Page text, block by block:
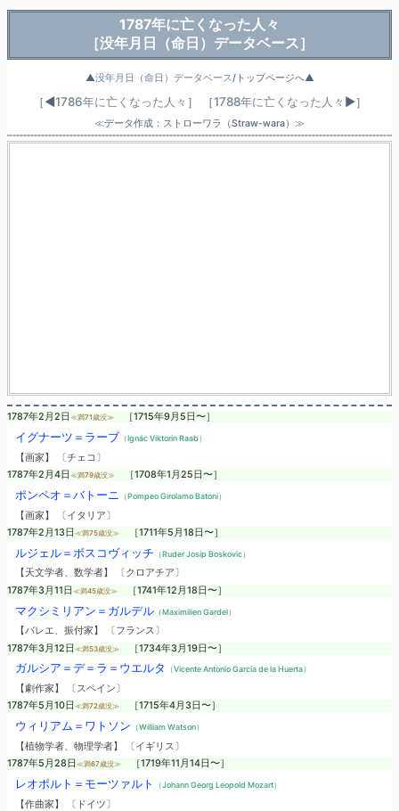
1787年に亡くなった人々
［没年月日（命日）データベース］
▲没年月日（命日）データベース/トップページへ▲
［◀1786年に亡くなった人々 ］ ［1788年に亡くなった人々 ▶］
≪データ作成：ストローワラ（Straw-wara）≫
1787年2月2日 ≪満71歳没≫ ［1715年9月5日〜］
イグナーツ＝ラーブ （Ignác Viktorin Raab）
【画家】 〔チェコ〕
1787年2月4日 ≪満79歳没≫ ［1708年1月25日〜］
ポンペオ＝バトーニ （Pompeo Girolamo Batoni）
【画家】 〔イタリア〕
1787年2月13日 ≪満75歳没≫ ［1711年5月18日〜］
ルジェル＝ボスコヴィッチ （Ruder Josip Boskovic）
【天文学者、数学者】 〔クロアチア〕
1787年3月11日 ≪満45歳没≫ ［1741年12月18日〜］
マクシミリアン＝ガルデル（Maximilien Gardel）
【バレエ、振付家】 〔フランス〕
1787年3月12日 ≪満53歳没≫ ［1734年3月19日〜］
ガルシア＝デ＝ラ＝ウエルタ （Vicente Antonio García de la Huerta）
【劇作家】 〔スペイン〕
1787年5月10日 ≪満72歳没≫ ［1715年4月3日〜］
ウィリアム＝ワトソン （William Watson）
【植物学者、物理学者】 〔イギリス〕
1787年5月28日 ≪満67歳没≫ ［1719年11月14日〜］
レオポルト＝モーツァルト （Johann Georg Leopold Mozart）
【作曲家】 〔ドイツ〕